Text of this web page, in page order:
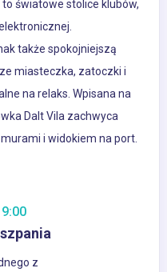
to światowe stolice klubów,
także spokojniejszą
miasteczka, zatoczki i
na relaks. Wpisana na
Dalt Vila zachwyca
i widokiem na port.
z